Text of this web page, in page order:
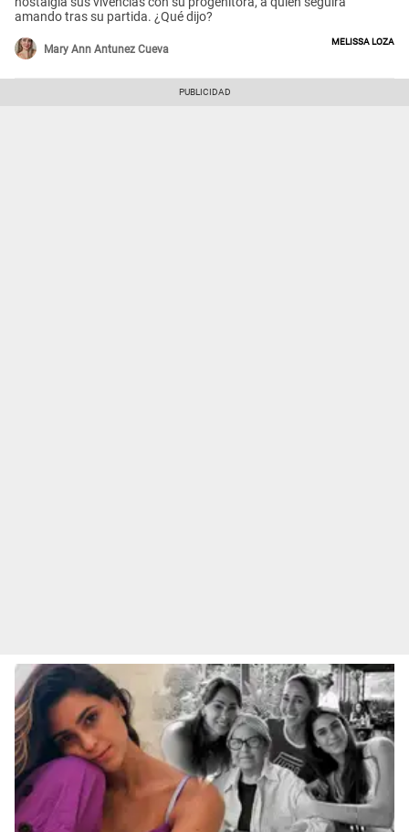
amando tras su partida. ¿Qué dijo?
Mary Ann Antunez Cueva
Melissa Loza